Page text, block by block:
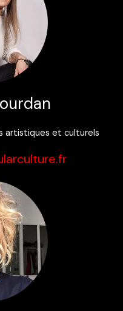
artistiques et culturels